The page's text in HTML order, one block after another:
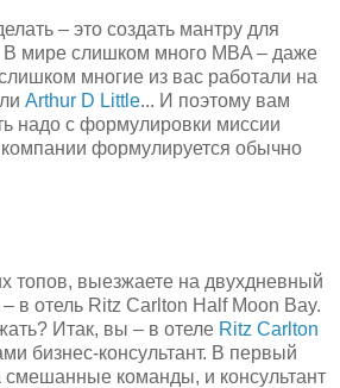
– это создать мантру для
В мире слишком много MBA – даже
многие из вас работали на
Arthur D Little... И поэтому вам
надо с формулировки миссии
формулируется обычно
топов, выезжаете на двухдневный
в отель Ritz Carlton Half Moon Bay.
Итак, вы – в отеле Ritz Carlton
бизнес-консультант. В первый
смешанные команды, и консультант